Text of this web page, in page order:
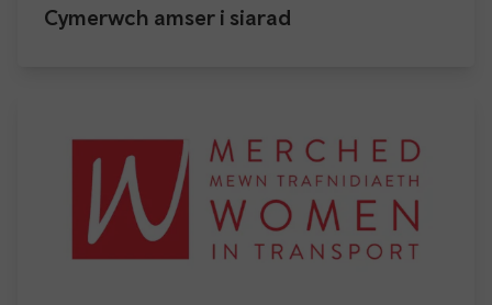
Cymerwch amser i siarad